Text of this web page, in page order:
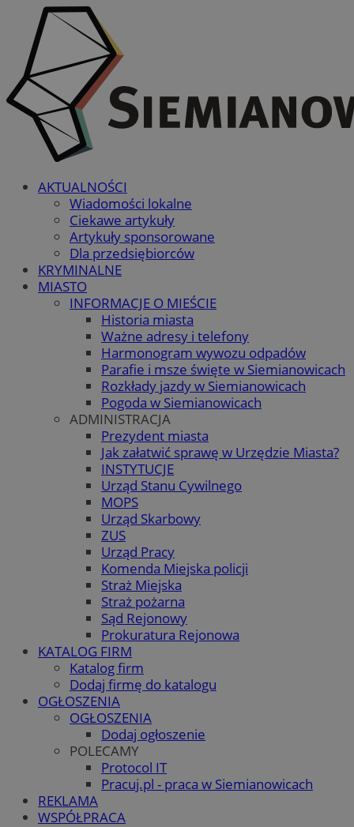
AKTUALNOŚCI
Wiadomości lokalne
Ciekawe artykuły
Artykuły sponsorowane
Dla przedsiębiorców
KRYMINALNE
MIASTO
INFORMACJE O MIEŚCIE
Historia miasta
Ważne adresy i telefony
Harmonogram wywozu odpadów
Parafie i msze święte w Siemianowicach
Rozkłady jazdy w Siemianowicach
Pogoda w Siemianowicach
ADMINISTRACJA
Prezydent miasta
Jak załatwić sprawę w Urzędzie Miasta?
INSTYTUCJE
Urząd Stanu Cywilnego
MOPS
Urząd Skarbowy
ZUS
Urząd Pracy
Komenda Miejska policji
Straż Miejska
Straż pożarna
Sąd Rejonowy
Prokuratura Rejonowa
KATALOG FIRM
Katalog firm
Dodaj firmę do katalogu
OGŁOSZENIA
OGŁOSZENIA
Dodaj ogłoszenie
POLECAMY
Protocol IT
Pracuj.pl - praca w Siemianowicach
REKLAMA
WSPÓŁPRACA